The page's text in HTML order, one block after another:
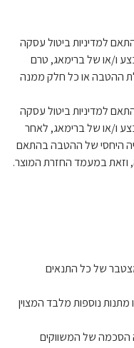
למדיניות ביטול עסקה
ו/או של ברימאג, טרם
ההטבה או כל חלק ממנה
למדיניות ביטול עסקה
ו/או של ברימאג, לאחר
היחסי של ההטבה בהתאם
וזאת במעמד החזרת המוצר.
של כל התנאים
נוספות מלבד המצוין
הסכמה של המשווקים